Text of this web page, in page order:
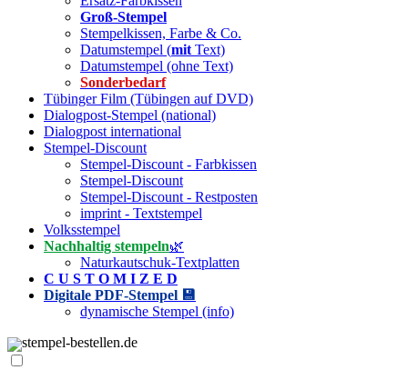
Groß-Stempel
Stempelkissen, Farbe & Co.
Datumstempel (mit Text)
Datumstempel (ohne Text)
Sonderbedarf
Tübinger Film (Tübingen auf DVD)
Dialogpost-Stempel (national)
Dialogpost international
Stempel-Discount
Stempel-Discount - Farbkissen
Stempel-Discount
Stempel-Discount - Restposten
imprint - Textstempel
Volksstempel
Nachhaltig stempeln🌿
Naturkautschuk-Textplatten
C U S T O M I Z E D
Digitale PDF-Stempel 💾
dynamische Stempel (info)
stempel-bestellen.de